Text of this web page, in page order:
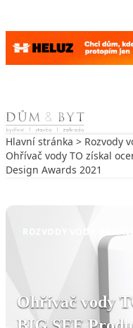
Skip to content
Hlavní stránka > Rozvody
Ohřívač vody TO získal
Design Awards 2021
ROZVODY VODY,
Ohřívač vody